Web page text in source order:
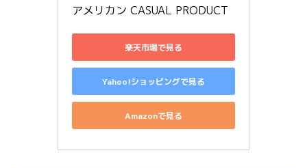
アメリカン CASUAL PRODUCT
楽天市場で見る
Yahoo!ショッピングで見る
Amazonで見る